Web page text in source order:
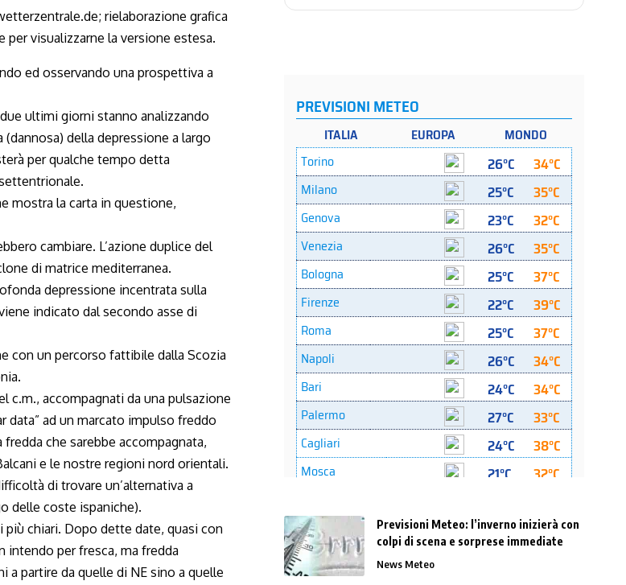
ed osservando una prospettiva a
ultimi giorni stanno analizzando
della depressione a largo
per qualche tempo detta
mostra la carta in questione,
cambiare. L’azione duplice del
di matrice mediterranea.
depressione incentrata sulla
indicato dal secondo asse di
con un percorso fattibile dalla Scozia
c.m., accompagnati da una pulsazione
data” ad un marcato impulso freddo
che sarebbe accompagnata,
e le nostre regioni nord orientali.
di trovare un’alternativa a
delle coste ispaniche).
chiari. Dopo dette date, quasi con
intendo per fresca, ma fredda
partire da quelle di NE sino a quelle
Previsioni Meteo: l’inverno inizierà con
colpi di scena e sorprese immediate
News Meteo